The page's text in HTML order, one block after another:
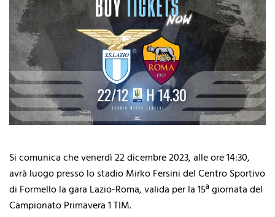
Si comunica che venerdì 22 dicembre 2023, alle ore 14:30,
avrà luogo presso lo stadio Mirko Fersini del Centro Sportivo
di Formello la gara Lazio-Roma, valida per la 15ª giornata del
Campionato Primavera 1 TIM.